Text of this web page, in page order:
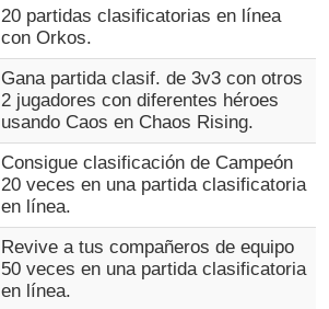
20 partidas clasificatorias en línea
con Orkos.
Gana partida clasif. de 3v3 con otros
2 jugadores con diferentes héroes
usando Caos en Chaos Rising.
Consigue clasificación de Campeón
20 veces en una partida clasificatoria
en línea.
Revive a tus compañeros de equipo
50 veces en una partida clasificatoria
en línea.